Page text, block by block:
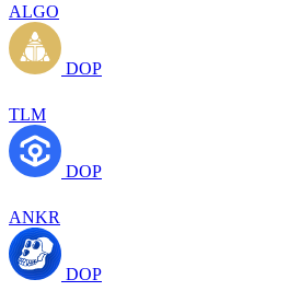
ALGO
DOP
TLM
DOP
ANKR
DOP